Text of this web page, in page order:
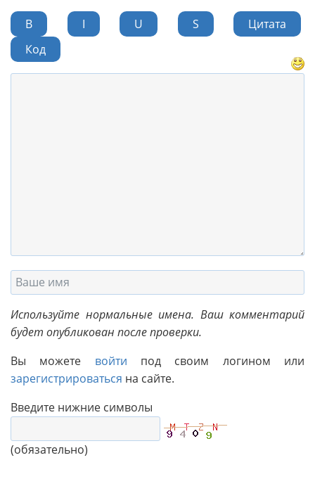
B I U S
Цитата
Код
Используйте нормальные имена. Ваш комментарий
будет опубликован после проверки.
Вы можете войти под своим логином или
зарегистрироваться на сайте.
Введите нижние символы
(обязательно)